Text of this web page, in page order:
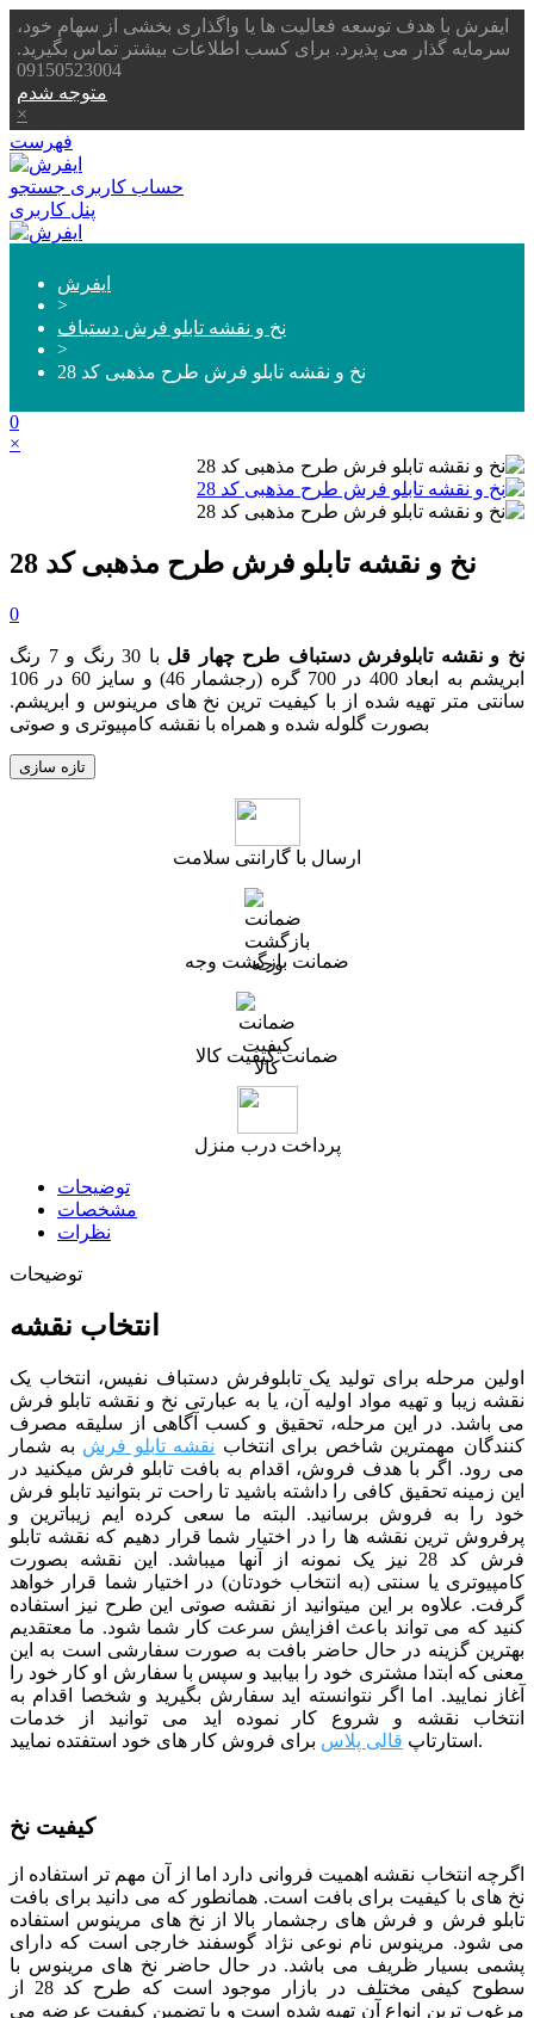
ایفرش با هدف توسعه فعالیت ها یا واگذاری بخشی از سهام خود،
سرمایه گذار می پذیرد. برای کسب اطلاعات بیشتر تماس بگیرید.
09150523004
متوجه شدم
×
فهرست
حساب کاربری جستجو
پنل کاربری
ایفرش
>
نخ و نقشه تابلو فرش دستباف
>
نخ و نقشه تابلو فرش طرح مذهبی کد 28
0
×
نخ و نقشه تابلو فرش طرح مذهبی کد 28
0
نخ و نقشه تابلوفرش دستباف طرح چهار قل
با 30 رنگ و 7 رنگ
ابریشم به ابعاد 400 در 700 گره (رجشمار 46) و سایز 60 در 106
سانتی متر تهیه شده از با کیفیت ترین نخ های مرینوس و ابریشم.
بصورت گلوله شده و همراه با نقشه کامپیوتری و صوتی
ارسال با گارانتی سلامت
ضمانت بازگشت وجه
ضمانت کیفیت کالا
پرداخت درب منزل
توضیحات
مشخصات
نظرات
توضیحات
انتخاب نقشه
اولین مرحله برای تولید یک تابلوفرش دستباف نفیس، انتخاب یک
نقشه زیبا و تهیه مواد اولیه آن، یا به عبارتی نخ و نقشه تابلو فرش
می باشد. در این مرحله، تحقیق و کسب آگاهی از سلیقه مصرف
کنندگان مهمترین شاخص برای انتخاب نقشه تابلو فرش به شمار
می رود. اگر با هدف فروش، اقدام به بافت تابلو فرش میکنید در
این زمینه تحقیق کافی را داشته باشید تا راحت تر بتوانید تابلو فرش
خود را به فروش برسانید. البته ما سعی کرده ایم زیباترین و
پرفروش ترین نقشه ها را در اختیار شما قرار دهیم که نقشه تابلو
فرش کد 28 نیز یک نمونه از آنها میباشد. این نقشه بصورت
کامپیوتری یا سنتی (به انتخاب خودتان) در اختیار شما قرار خواهد
گرفت. علاوه بر این میتوانید از نقشه صوتی این طرح نیز استفاده
کنید که می تواند باعث افزایش سرعت کار شما شود. ما معتقدیم
بهترین گزینه در حال حاضر بافت به صورت سفارشی است به این
معنی که ابتدا مشتری خود را بیابید و سپس با سفارش او کار خود را
آغاز نمایید. اما اگر نتوانسته اید سفارش بگیرید و شخصا اقدام به
انتخاب نقشه و شروع کار نموده اید می توانید از خدمات
استارتاپ قالی پلاس برای فروش کار های خود استفتده نمایید.
کیفیت نخ
اگرچه انتخاب نقشه اهمیت فروانی دارد اما از آن مهم تر استفاده از
نخ های با کیفیت برای بافت است. همانطور که می دانید برای بافت
تابلو فرش و فرش های رجشمار بالا از نخ های مرینوس استفاده
می شود. مرینوس نام نوعی نژاد گوسفند خارجی است که دارای
پشمی بسیار ظریف می باشد. در حال حاضر نخ های مرینوس با
سطوح کیفی مختلف در بازار موجود است که طرح کد 28 از
مرغوب ترین انواع آن تهیه شده است و با تضمین کیفیت عرضه می